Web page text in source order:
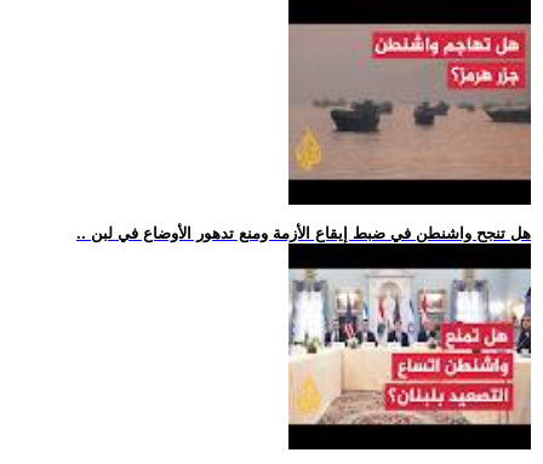
.. هل تنجح واشنطن في ضبط إيقاع الأزمة ومنع تدهور الأوضاع في لبن